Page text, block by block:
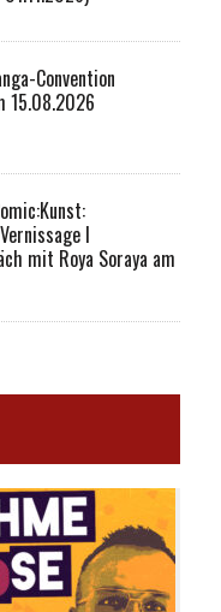
Convention
15.08.2026
I
mit Roya Soraya am